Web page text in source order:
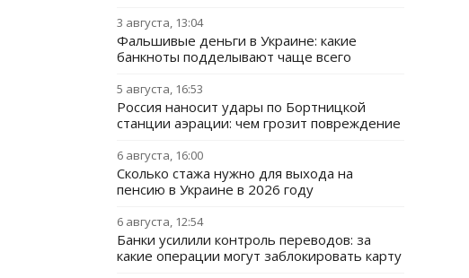
3 августа, 13:04
Фальшивые деньги в Украине: какие
банкноты подделывают чаще всего
5 августа, 16:53
Россия наносит удары по Бортницкой
станции аэрации: чем грозит повреждение
6 августа, 16:00
Сколько стажа нужно для выхода на
пенсию в Украине в 2026 году
6 августа, 12:54
Банки усилили контроль переводов: за
какие операции могут заблокировать карту